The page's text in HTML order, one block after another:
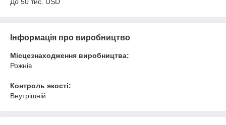
Інформація про виробництво
Місцезнаходження виробництва:
Рожнів
Контроль якості:
Внутрішній